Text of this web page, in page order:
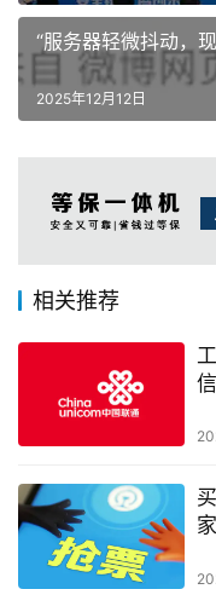
“服务器轻微抖动，
2025年12月12日
相关推荐